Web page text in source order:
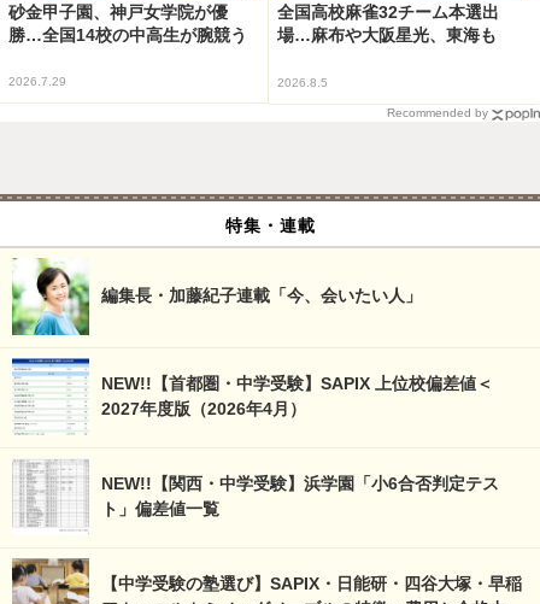
砂金甲子園、神戸女学院が優
勝…全国14校の中高生が腕競う
2026.7.29
全国高校麻雀32チーム本選出
場…麻布や大阪星光、東海も
2026.8.5
Recommended by
特集・連載
編集長・加藤紀子連載「今、会いたい人」
NEW!!【首都圏・中学受験】SAPIX 上位校偏差値＜
2027年度版（2026年4月）
NEW!!【関西・中学受験】浜学園「小6合否判定テス
ト」偏差値一覧
【中学受験の塾選び】SAPIX・日能研・四谷大塚・早稲